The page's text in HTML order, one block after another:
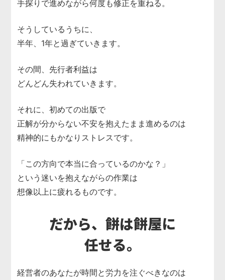
手探りで進めながら何度も修正を重ねる。
そうしているうちに、
半年、1年と過ぎていきます。
その間、先行者利益は
どんどん失われていきます。
それに、初めての出版で
正解が分からない不安を抱えたまま進めるのは
精神的にもかなりストレスです。
「この方向で本当に合っているのかな？」
という迷いを抱えながらの作業は
想像以上に疲れるものです。
だから、餅は餅屋に
任せる。
経営者のあなたが時間と労力を注ぐべきなのは